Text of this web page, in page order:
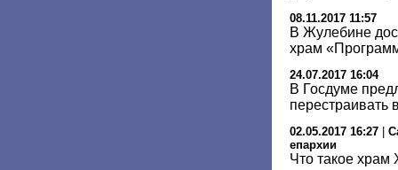
08.11.2017 11:57
В Жулебине
храм
24.07.2017 16:04
В Госдуме
перестраивать
02.05.2017 16:27
епархии
Что такое храм